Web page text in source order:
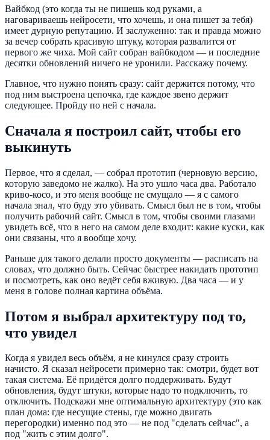
Вайбкод (это когда ты не пишешь код руками, а
наговариваешь нейросети, что хочешь, и она пишет за тебя)
имеет дурную репутацию. И заслуженно: так и правда можно
за вечер собрать красивую штуку, которая развалится от
первого же чиха. Мой сайт собран вайбкодом — и последние
десятки обновлений ничего не уронили. Расскажу почему.
Главное, что нужно понять сразу: сайт держится потому, что
под ним выстроена цепочка, где каждое звено держит
следующее. Пройду по ней с начала.
Сначала я построил сайт, чтобы его
выкинуть
Первое, что я сделал, — собрал прототип (черновую версию,
которую заведомо не жалко). На это ушло часа два. Работало
криво-косо, и это меня вообще не смущало — я с самого
начала знал, что буду это убивать. Смысл был не в том, чтобы
получить рабочий сайт. Смысл в том, чтобы своими глазами
увидеть всё, что в него на самом деле входит: какие куски, как
они связаны, что я вообще хочу.
Раньше для такого делали просто документы — расписать на
словах, что должно быть. Сейчас быстрее накидать прототип
и посмотреть, как оно ведёт себя вживую. Два часа — и у
меня в голове полная картина объёма.
Потом я выбрал архитектуру под то,
что увидел
Когда я увидел весь объём, я не кинулся сразу строить
начисто. Я сказал нейросети примерно так: смотри, будет вот
такая система. Её придётся долго поддерживать. Будут
обновления, будут штуки, которые надо то подключить, то
отключить. Подскажи мне оптимальную архитектуру (это как
план дома: где несущие стены, где можно двигать
перегородки) именно под это — не под "сделать сейчас", а
под "жить с этим долго".